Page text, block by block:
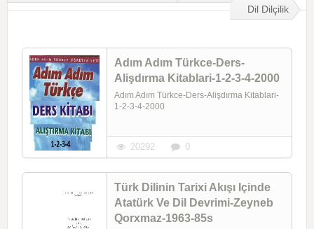
Dil Dilçilik
Adım Adım Türkce-Ders-
Alişdırma Kitablari-1-2-3-4-2000
Adım Adım Türkce-Ders-Alişdırma Kitablari-
1-2-3-4-2000
20292 0
Türk Dilinin Tarixi Akışı Içinde
Atatürk Ve Dil Devrimi-Zeyneb
Qorxmaz-1963-85s